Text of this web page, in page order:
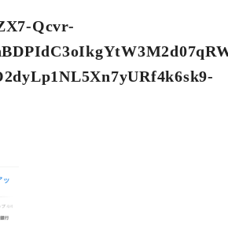
Qcvr-